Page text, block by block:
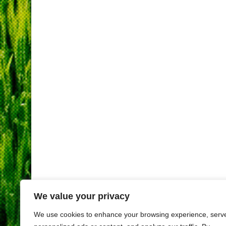
We value your privacy
We use cookies to enhance your browsing experience,